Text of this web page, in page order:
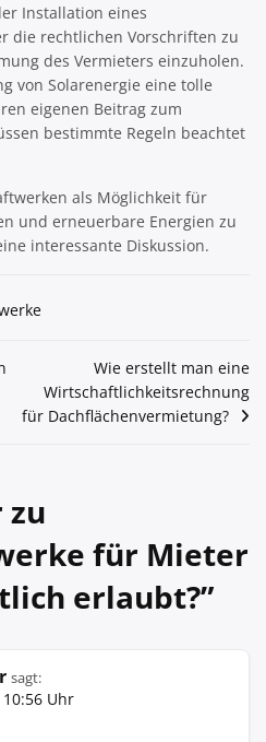
Installation eines
die rechtlichen Vorschriften zu
des Vermieters einzuholen.
von Solarenergie eine tolle
eigenen Beitrag zum
bestimmte Regeln beachtet
als Möglichkeit für
und erneuerbare Energien zu
interessante Diskussion.
Wie erstellt man eine
Wirtschaftlichkeitsrechnung
für Dachflächenvermietung?
zu
für Mieter
erlaubt?”
sagt:
Uhr